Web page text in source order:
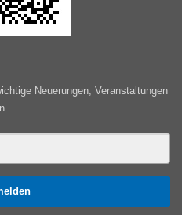
Neuerungen, Veranstaltungen